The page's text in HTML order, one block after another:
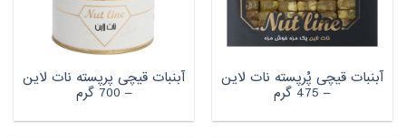
آبنبات قیچی پُرپسته نات لاین
– 475 گرم
آبنبات قیچی پرپسته نات لاین
– 700 گرم